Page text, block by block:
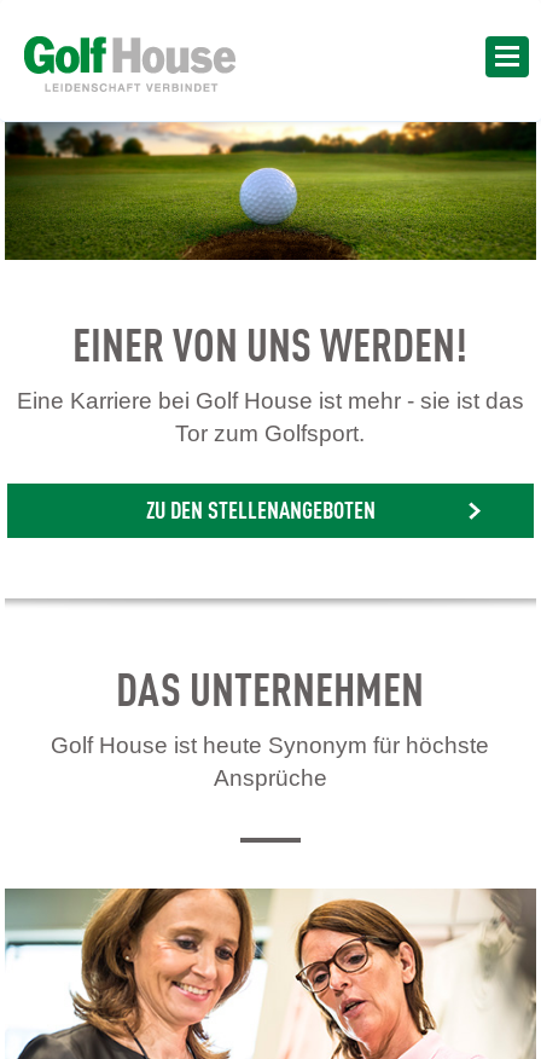
EINER VON UNS WERDEN!
Eine Karriere bei Golf House ist mehr - sie ist das
Tor zum Golfsport.
ZU DEN STELLENANGEBOTEN
DAS UNTERNEHMEN
Golf House ist heute Synonym für höchste
Ansprüche